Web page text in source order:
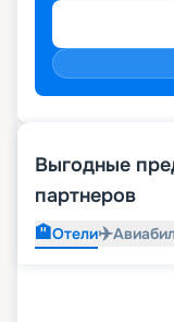
Выгодные
партнеров
🏨Отели✈️